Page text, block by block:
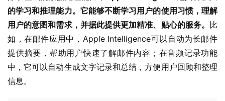
的学习和推理能力。它能够不断学习用户的使用习惯，理解
用户的意图和需求，并据此提供更加精准、贴心的服务。 比
如，在邮件应用中，Apple Intelligence可以自动为长邮件
提供摘要，帮助用户快速了解邮件内容；在音频记录功能
中，它可以自动生成文字记录和总结，方便用户回顾和整理
信息。